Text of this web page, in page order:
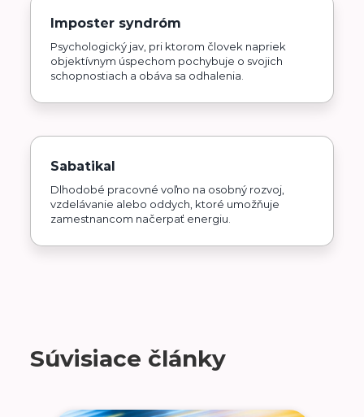
Imposter syndróm
Psychologický jav, pri ktorom človek napriek
objektívnym úspechom pochybuje o svojich
schopnostiach a obáva sa odhalenia.
Sabatikal
Dlhodobé pracovné voľno na osobný rozvoj,
vzdelávanie alebo oddych, ktoré umožňuje
zamestnancom načerpať energiu.
Súvisiace články